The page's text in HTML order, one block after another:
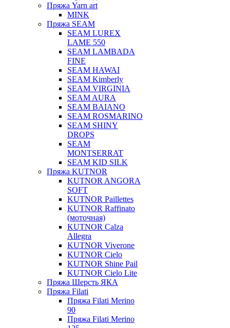
Пряжа Yarn art
MINK
Пряжа SEAM
SEAM LUREX
LAME 550
SEAM LAMBADA
FINE
SEAM HAWAI
SEAM Kimberly
SEAM VIRGINIA
SEAM AURA
SEAM BAIANO
SEAM ROSMARINO
SEAM SHINY
DROPS
SEAM
MONTSERRAT
SEAM KID SILK
Пряжа KUTNOR
KUTNOR ANGORA
SOFT
KUTNOR Paillettes
KUTNOR Raffinato
(моточная)
KUTNOR Calza
Allegra
KUTNOR Viverone
KUTNOR Cielo
KUTNOR Shine Pail
KUTNOR Cielo Lite
Пряжа Шерсть ЯКА
Пряжа Filati
Пряжа Filati Merino
90
Пряжа Filati Merino